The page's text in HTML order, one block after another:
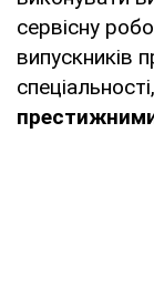
сервісну
випускників